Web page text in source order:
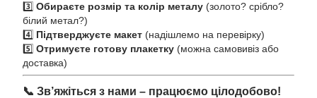
3️⃣ Обираєте розмір та колір металу (золото? срібло?
білий метал?)
4️⃣ Підтверджуєте макет (надішлемо на перевірку)
5️⃣ Отримуєте готову плакетку (можна самовивіз або
доставка)
📞 Зв’яжіться з нами – працюємо цілодобово!